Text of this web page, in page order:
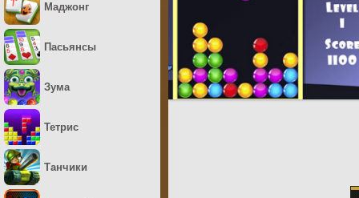
Маджонг
Пасьянсы
Зума
Тетрис
Танчики